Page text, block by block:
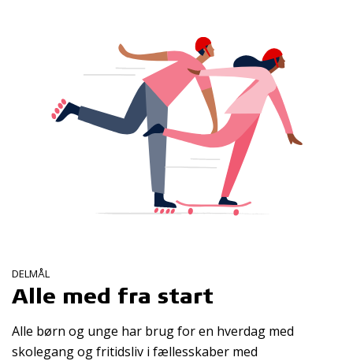
DELMÅL
Alle med fra start
Alle børn og unge har brug for en hverdag med
skolegang og fritidsliv i fællesskaber med